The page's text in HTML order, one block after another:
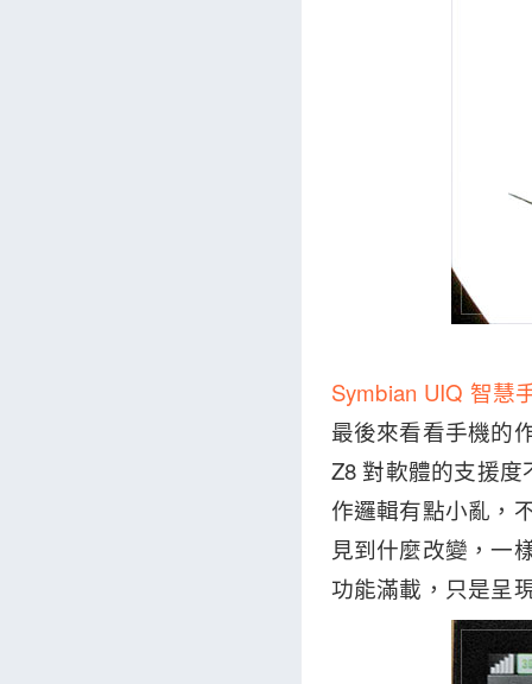
Symbian UIQ 智慧
最後來看看手機的
Z8 對軟體的支援
作邏輯有點小亂，
見到什麼改變，一
功能滿載，只是呈